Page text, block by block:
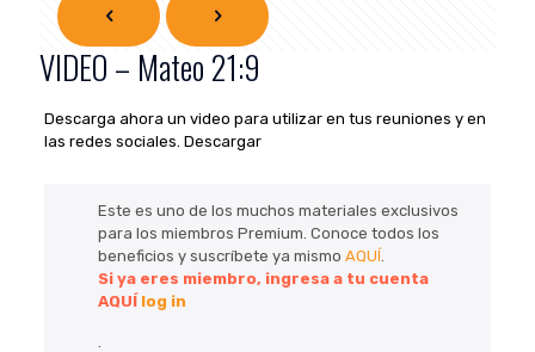
VIDEO – Mateo 21:9
Descarga ahora un video para utilizar en tus reuniones y en
las redes sociales. Descargar
Este es uno de los muchos materiales exclusivos
para los miembros Premium. Conoce todos los
beneficios y suscríbete ya mismoAQUÍ.
Si ya eres miembro, ingresa a tu cuenta
AQUÍ log in
.